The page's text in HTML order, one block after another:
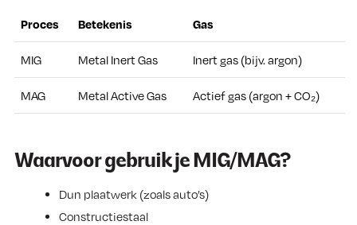
Proces Betekenis Gas
MIG Metal Inert Gas Inert gas (bijv. argon)
MAG Metal Active Gas Actief gas (argon + CO₂)
Waarvoor gebruik je MIG/MAG?
Dun plaatwerk (zoals auto’s)
Constructiestaal